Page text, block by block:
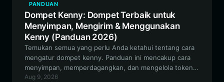
PANDUAN
Dompet Kenny: Dompet Terbaik untuk
Menyimpan, Mengirim & Menggunakan
Kenny (Panduan 2026)
Temukan semua yang perlu Anda ketahui tentang cara
mengatur dompet kenny. Panduan ini mencakup cara
menyimpan, memperdagangkan, dan mengelola token
kenny Anda dengan aman di jaringan EVM
Aug 9, 2026